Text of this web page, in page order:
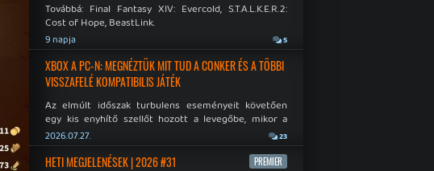
Továbbá: Final Fantasy XIV: Evercold, S.T.A.L.K.E.R.2:
Cost of Hope, BeastLink.
9 napja 5
XBOX A PC-N: MEGNÉZTÜK MIT TUD A CONKER ÉS A TÖBBI
VISSZAFELÉ KOMPATIBILIS JÁTÉK
Az elmúlt időszak turbulens eseményeit követően
egy kis enyhítő szellőt hozott a levegőbe, mikor a
Microsoft bejelentette, hogy PC-re is kiterjesztik az
Xbox Original visszafelé kompatibilitást. Lássuk,
meddig jutottak...
2026.07.27. 23
HETI MEGJELENÉSEK | 2026 #31 PREMIER